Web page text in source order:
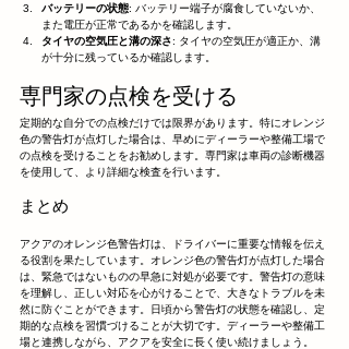
バッテリーの状態: バッテリー端子が腐食していないか、
また電圧が正常であるかを確認します。
タイヤの空気圧と溝の深さ: タイヤの空気圧が適正か、溝
が十分に残っているか確認します。
専門家の点検を受ける
定期的な自分での点検だけでは限界があります。特にオレンジ
色の警告灯が点灯した場合は、早めにディーラーや整備工場で
の点検を受けることをお勧めします。専門家は車両の診断機器
を使用して、より詳細な検査を行います。
まとめ
アクアのオレンジ色警告灯は、ドライバーに重要な情報を伝え
る役割を果たしています。オレンジ色の警告灯が点灯した場合
は、緊急ではないものの早急に対処が必要です。警告灯の意味
を理解し、正しい対応を心がけることで、大きなトラブルを未
然に防ぐことができます。日頃から警告灯の状態を確認し、定
期的な点検を習慣づけることが大切です。ディーラーや整備工
場と連携しながら、アクアを安全に長く使い続けましょう。